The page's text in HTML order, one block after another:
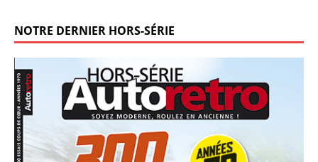
NOTRE DERNIER HORS-SÉRIE